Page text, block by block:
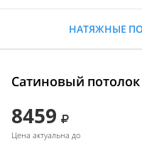
НАТЯЖНЫЕ
Сатиновый
8459
Цена актуальна до